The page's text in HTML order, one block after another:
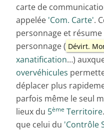
carte de
appelée 'Com. Carte'.
personnage et
personnage ( Dévirt.
xanatification…)
overvéhicules
déplacer plus
parfois même le seul
lieux du 5ème Territoire
que celui du 'Contrôle